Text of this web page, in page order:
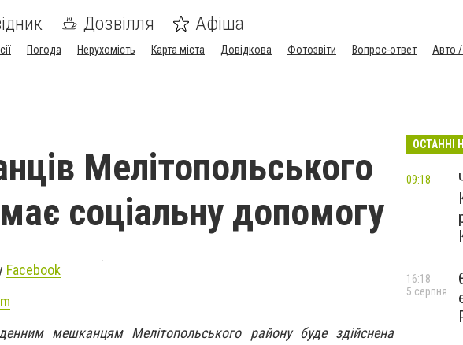
Дозвілля Афіша
Погода Нерухомість Карта міста Довідкова Фотозвіти Вопрос-ответ
Авто
Мелітопольського
соціальну допомогу
Facebook
мешканцям Мелітопольського району буде здійснена
ОСТАННІ
09:18
16:18
5 серпня